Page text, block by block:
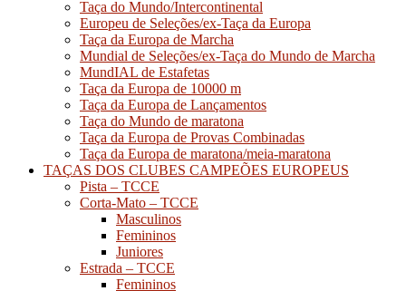
Taça do Mundo/Intercontinental
Europeu de Seleções/ex-Taça da Europa
Taça da Europa de Marcha
Mundial de Seleções/ex-Taça do Mundo de Marcha
MundIAL de Estafetas
Taça da Europa de 10000 m
Taça da Europa de Lançamentos
Taça do Mundo de maratona
Taça da Europa de Provas Combinadas
Taça da Europa de maratona/meia-maratona
TAÇAS DOS CLUBES CAMPEÕES EUROPEUS
Pista – TCCE
Corta-Mato – TCCE
Masculinos
Femininos
Juniores
Estrada – TCCE
Femininos